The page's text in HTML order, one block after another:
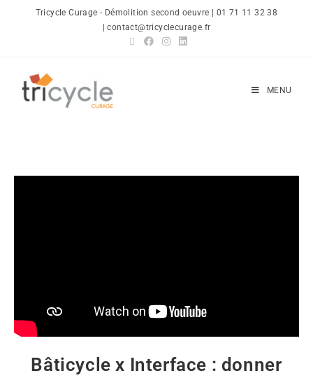
Tricycle Curage - Démolition second oeuvre | 01 71 11 32 38
| contact@tricyclecurage.fr
MENU
Bâticycle x Interface : donner